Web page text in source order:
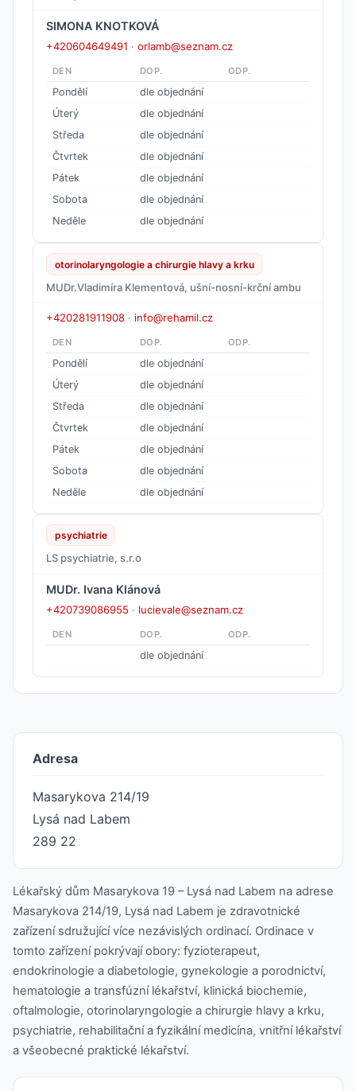
SIMONA KNOTKOVÁ
+420604649491 · orlamb@seznam.cz
DEN DOP. ODP.
Pondělí
dle objednání
Úterý
dle objednání
Středa
dle objednání
Čtvrtek
dle objednání
Pátek
dle objednání
Sobota
dle objednání
Neděle
dle objednání
otorinolaryngologie a chirurgie hlavy a krku
MUDr.Vladimíra Klementová, ušní-nosní-krční ambu
+420281911908 · info@rehamil.cz
DEN DOP. ODP.
Pondělí
dle objednání
Úterý
dle objednání
Středa
dle objednání
Čtvrtek
dle objednání
Pátek
dle objednání
Sobota
dle objednání
Neděle
dle objednání
psychiatrie
LS psychiatrie, s.r.o
MUDr. Ivana Klánová
+420739086955 · lucievale@seznam.cz
DEN DOP. ODP.
dle objednání
Adresa
Masarykova 214/19
Lysá nad Labem
289 22
Lékařský dům Masarykova 19 – Lysá nad Labem na adrese
Masarykova 214/19, Lysá nad Labem je zdravotnické
zařízení sdružující více nezávislých ordinací. Ordinace v
tomto zařízení pokrývají obory: fyzioterapeut,
endokrinologie a diabetologie, gynekologie a porodnictví,
hematologie a transfúzní lékařství, klinická biochemie,
oftalmologie, otorinolaryngologie a chirurgie hlavy a krku,
psychiatrie, rehabilitační a fyzikální medicína, vnitřní lékařství
a všeobecné praktické lékařství.